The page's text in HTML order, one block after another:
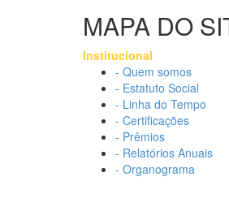
MAPA DO
Institucional
- Quem somos
- Estatuto Social
- Linha do Tempo
- Certificações
- Prêmios
- Relatórios Anuais
- Organograma